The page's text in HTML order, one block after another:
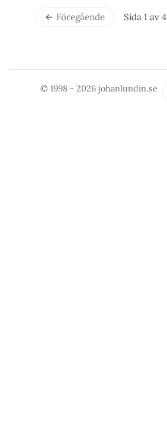
Föregående Sida 1 av 4
© 1998 - 2026johanlundin.se